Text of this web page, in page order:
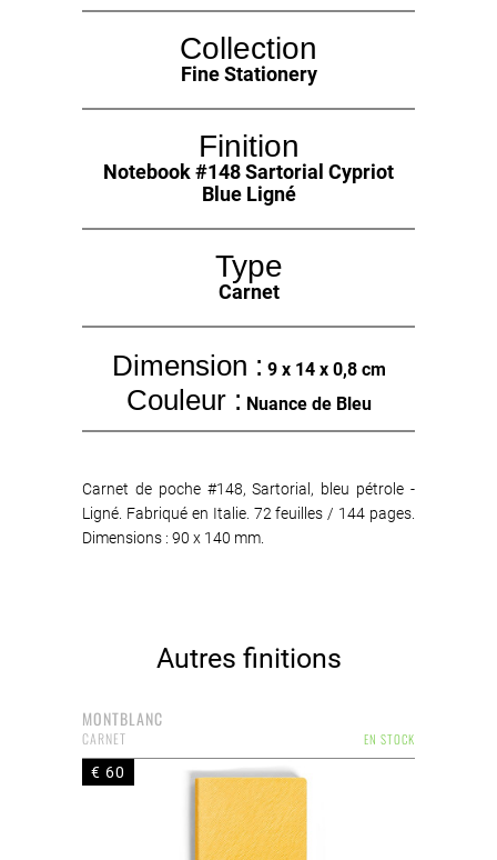
Collection
Fine Stationery
Finition
Notebook #148 Sartorial Cypriot
Blue Ligné
Type
Carnet
Dimension : 9 x 14 x 0,8 cm
Couleur : Nuance de Bleu
Carnet de poche #148, Sartorial, bleu pétrole -
Ligné. Fabriqué en Italie. 72 feuilles / 144 pages.
Dimensions : 90 x 140 mm.
Autres finitions
MONTBLANC
EN STOCK
CARNET
€ 60